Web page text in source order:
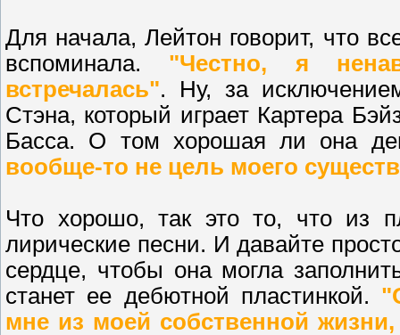
Для начала, Лейтон говорит, что
вспоминала. "Честно, я
встречалась". Ну, за
Стэна, который играет Картера
Басса. О том хорошая ли она
вообще-то не цель моего
Что хорошо, так это то, что из
лирические песни. И давайте
сердце, чтобы она могла
станет ее дебютной пластинкой.
мне из моей собственной